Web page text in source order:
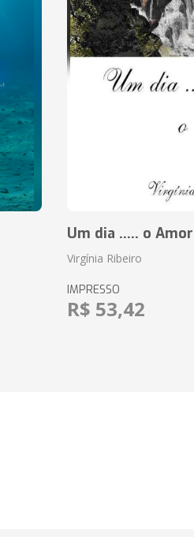
Um dia ..... o Amor
Virgínia Ribeiro
IMPRESSO
R$ 53,42